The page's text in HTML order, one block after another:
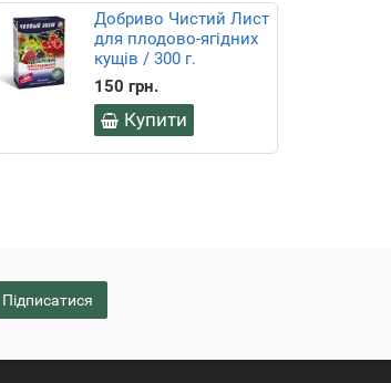
Добриво Чистий Лист
для плодово-ягідних
кущів / 300 г.
150 грн.
Купити
Підписатися